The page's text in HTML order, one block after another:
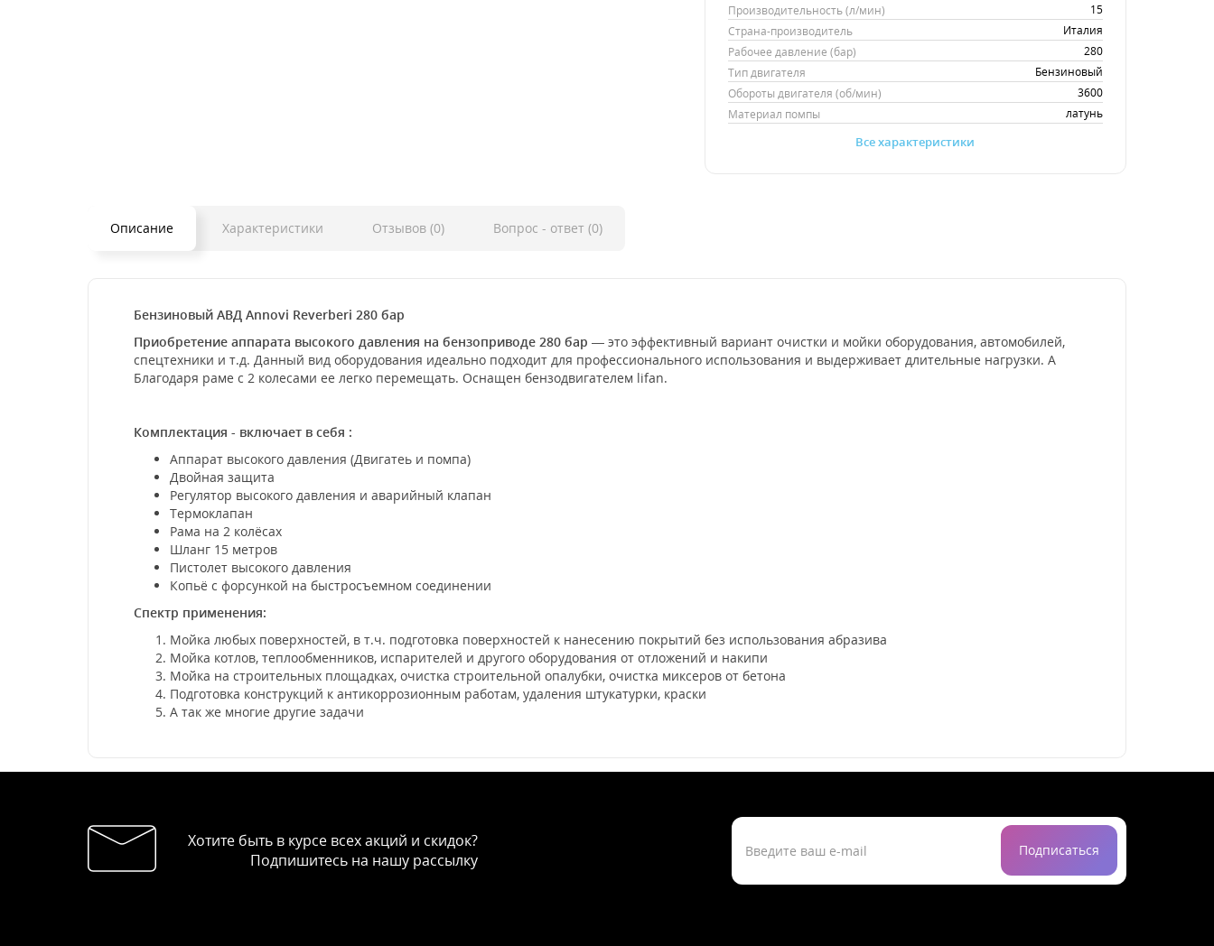
Производительность (л/мин)
15
Страна-производитель
Италия
Рабочее давление (бар)
280
Тип двигателя
Бензиновый
Обороты двигателя (об/мин)
3600
Материал помпы
латунь
Все характеристики
Описание Характеристики Отзывов (0) Вопрос - ответ (0)
Бензиновый АВД Annovi Reverberi 280 бар
Приобретение аппарата высокого давления на бензоприводе 280 бар — это эффективный вариант очистки и мойки оборудования, автомобилей,
спецтехники и т.д. Данный вид оборудования идеально подходит для профессионального использования и выдерживает длительные нагрузки. А
Благодаря раме с 2 колесами ее легко перемещать. Оснащен бензодвигателем lifan.
Комплектация - включает в себя :
Аппарат высокого давления (Двигатеь и помпа)
Двойная защита
Регулятор высокого давления и аварийный клапан
Термоклапан
Рама на 2 колёсах
Шланг 15 метров
Пистолет высокого давления
Копьё с форсункой на быстросъемном соединении
Спектр применения:
Мойка любых поверхностей, в т.ч. подготовка поверхностей к нанесению покрытий без использования абразива
Мойка котлов, теплообменников, испарителей и другого оборудования от отложений и накипи
Мойка на строительных площадках, очистка строительной опалубки, очистка миксеров от бетона
Подготовка конструкций к антикоррозионным работам, удаления штукатурки, краски
А так же многие другие задачи
Хотите быть в курсе всех акций и скидок?
Подпишитесь на нашу рассылку
Подписаться